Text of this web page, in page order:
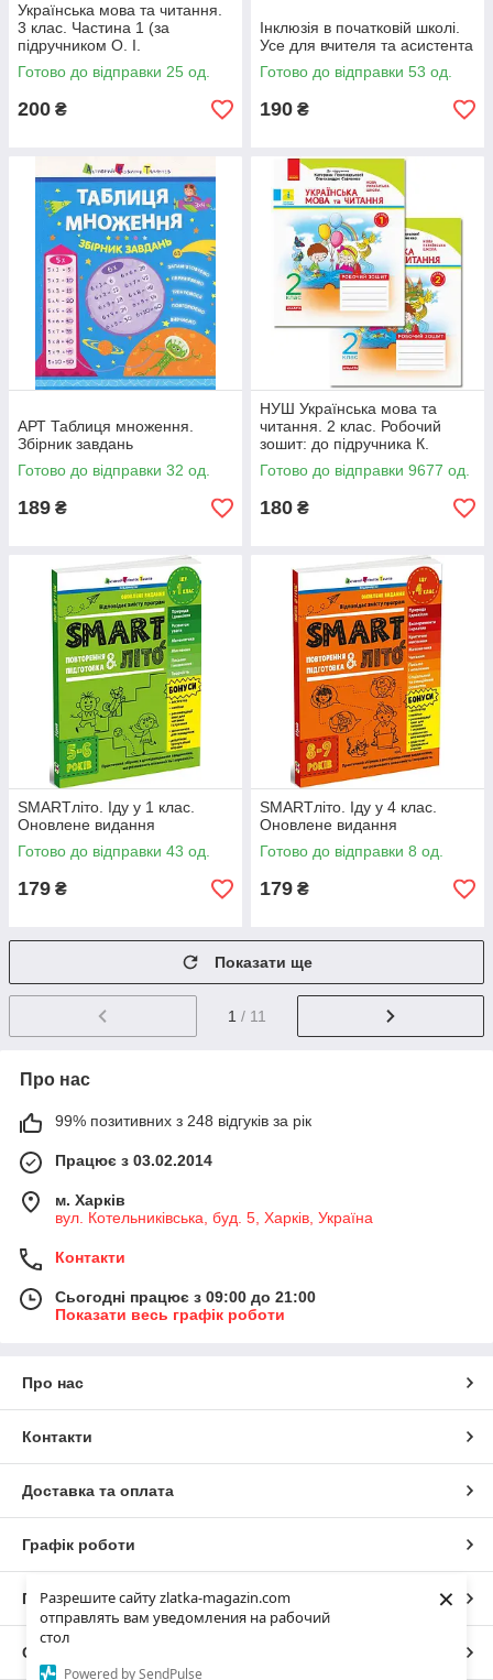
Разрешите сайту zlatka-magazin.com
отправлять вам уведомления на рабочий
стол
Powered by SendPulse
×
Українська мова та читання.
3 клас. Частина 1 (за
підручником О. І.
Большакової, М. С.
Пристінської). Мій конспект
Готово до відправки 25 од.
200 ₴
Інклюзія в початковій школі.
Усе для вчителя та асистента
Готово до відправки 53 од.
190 ₴
АРТ Таблиця множення.
Збірник завдань
Готово до відправки 32 од.
189 ₴
НУШ Українська мова та
читання. 2 клас. Робочий
зошит: до підручника К.
Пономарьової, О.Савченко. У
2-х частинах. КОМПЛЕКТ (ч.1
Готово до відправки 9677 од.
180 ₴
SMARTліто. Іду у 1 клас.
Оновлене видання
Готово до відправки 43 од.
179 ₴
SMARTліто. Іду у 4 клас.
Оновлене видання
Готово до відправки 8 од.
179 ₴
Показати ще
1 / 11
Про нас
99% позитивних з 248 відгуків за рік
Працює з 03.02.2014
м. Харків
вул. Котельниківська, буд. 5, Харків, Україна
Контакти
Сьогодні працює з 09:00 до 21:00
Показати весь графік роботи
Про нас
Контакти
Доставка та оплата
Графік роботи
Повна версія сайту
Сайт створено на маркетплейсі